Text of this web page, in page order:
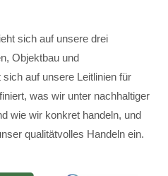
sich auf unsere drei
Objektbau und
auf unsere Leitlinien für
was wir unter nachhaltiger
wie wir konkret handeln, und
qualitätvolles Handeln ein.